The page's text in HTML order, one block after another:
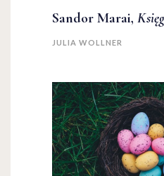
Sandor Marai,
JULIA WOLLNER